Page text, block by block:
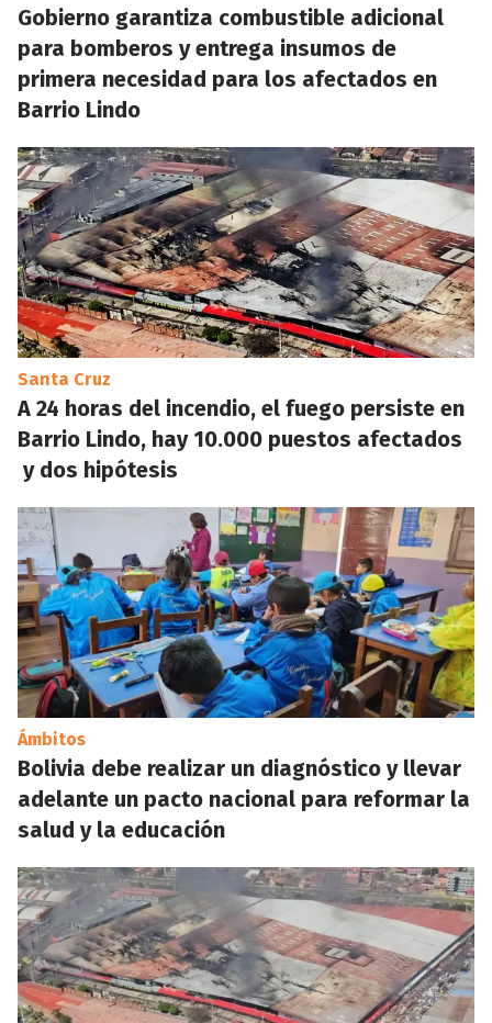
Gobierno garantiza combustible adicional
para bomberos y entrega insumos de
primera necesidad para los afectados en
Barrio Lindo
Santa Cruz
A 24 horas del incendio, el fuego persiste en
Barrio Lindo, hay 10.000 puestos afectados
y dos hipótesis
Ámbitos
Bolivia debe realizar un diagnóstico y llevar
adelante un pacto nacional para reformar la
salud y la educación